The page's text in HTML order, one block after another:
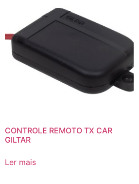
CONTROLE REMOTO TX CAR
GILTAR
Ler mais